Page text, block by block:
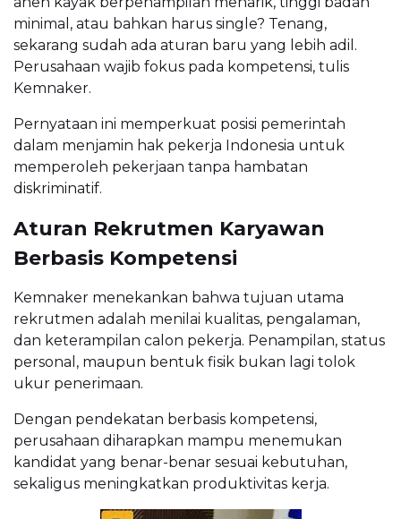
minimal, atau bahkan harus single? Tenang,
sekarang sudah ada aturan baru yang lebih adil.
Perusahaan wajib fokus pada kompetensi, tulis
Kemnaker.
Pernyataan ini memperkuat posisi pemerintah
dalam menjamin hak pekerja Indonesia untuk
memperoleh pekerjaan tanpa hambatan
diskriminatif.
Aturan Rekrutmen Karyawan
Berbasis Kompetensi
Kemnaker menekankan bahwa tujuan utama
rekrutmen adalah menilai kualitas, pengalaman,
dan keterampilan calon pekerja. Penampilan, status
personal, maupun bentuk fisik bukan lagi tolok
ukur penerimaan.
Dengan pendekatan berbasis kompetensi,
perusahaan diharapkan mampu menemukan
kandidat yang benar-benar sesuai kebutuhan,
sekaligus meningkatkan produktivitas kerja.